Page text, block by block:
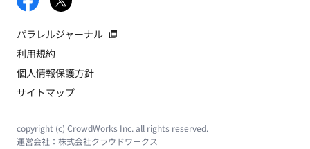
パラレルジャーナル
利用規約
個人情報保護方針
サイトマップ
copyright (c) CrowdWorks Inc. all rights reserved.
運営会社： 株式会社クラウドワークス